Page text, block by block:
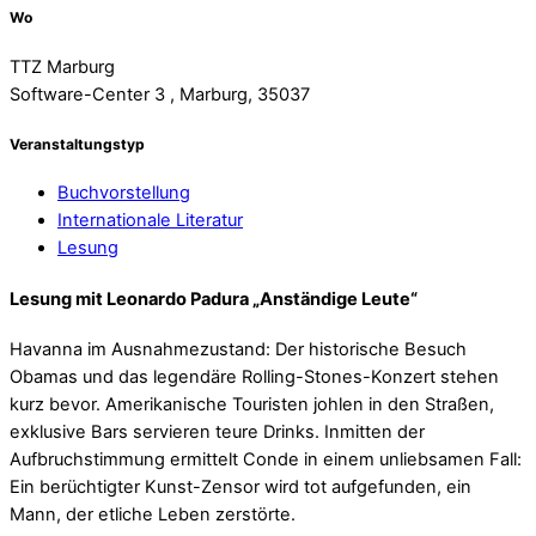
Wo
TTZ Marburg
Software-Center 3 , Marburg, 35037
Veranstaltungstyp
Buchvorstellung
Internationale Literatur
Lesung
Lesung mit Leonardo Padura „Anständige Leute“
Havanna im Ausnahmezustand: Der historische Besuch
Obamas und das legendäre Rolling-Stones-Konzert stehen
kurz bevor. Amerikanische Touristen johlen in den Straßen,
exklusive Bars servieren teure Drinks. Inmitten der
Aufbruchstimmung ermittelt Conde in einem unliebsamen Fall:
Ein berüchtigter Kunst-Zensor wird tot aufgefunden, ein
Mann, der etliche Leben zerstörte.